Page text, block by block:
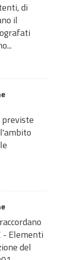
di
il
- Elementi
del